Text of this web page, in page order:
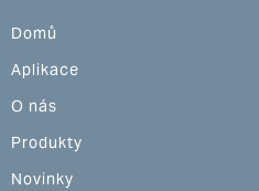
Domů
Aplikace
O nás
Produkty
Novinky